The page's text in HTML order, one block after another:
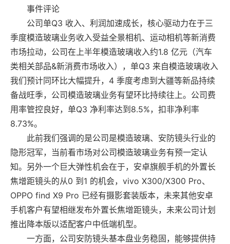
事件评论
公司单Q3 收入、利润加速成长，核心驱动力在于三
季度模造玻璃业务收入受益全景相机、运动相机等新消费
市场拉动，公司在上半年模造玻璃收入约1.8 亿元（汽车
类相关部品&新消费市场收入），单Q3 来自模造玻璃收入
我们预计同环比大幅提升，4 季度考虑到大疆等新品持续
备战旺季，公司模造玻璃业务有望环比持续往上。公司费
用率管控良好，单Q3 净利率达到8.5%，扣非净利率
8.73%。
此前我们强调的是公司是模造玻璃、安防镜头行业的
隐形冠军，当前看市场对公司模造玻璃业务有预一定认
知。另外一个巨大弹性机会在于，安卓旗舰手机的外置长
焦增距镜头的从0 到1 的机会，vivo X300/X300 Pro、
OPPO find X9 Pro 已经有摄影套装版本，未来其他安卓
手机客户有望相继发布外置长焦增距镜头，未来公司计划
推出降本版以适配客户中低端机型。
一方面，公司安防镜头基本盘业务稳固，能够提供持